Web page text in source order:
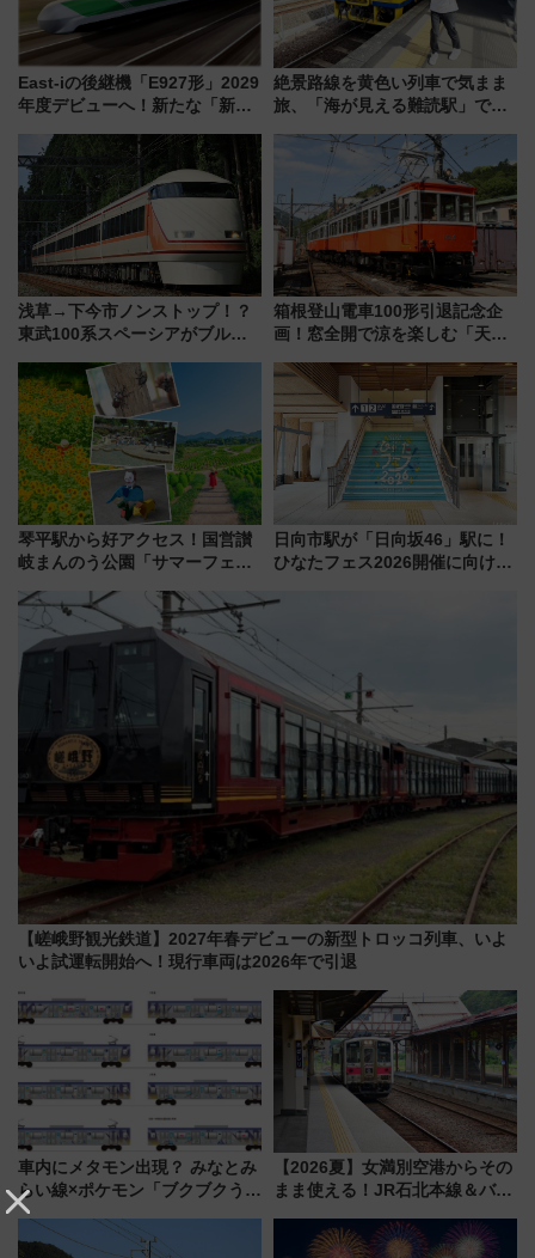
East-iの後継機「E927形」2029
年度デビューへ！新たな「新幹
説【JR東日本】
絶景路線を黄色い列車で気まま
旅、「海が見える難読駅」で幸
「新・鉄道ひとり旅」279回目
の舞台は「島原鉄道」
浅草→下今市ノンストップ！？
東武100系スペーシアがブルー
ー当時の停車駅」を再現 運転
時刻や特急券の買い方を紹介
箱根登山電車100形引退記念企
画！窓全開で涼を楽しむ「天然
発売
琴平駅から好アクセス！国営讃
岐まんのう公園「サマーフェス
ブトムシに楽しいがいっぱい
日向市駅が「日向坂46」駅に！
ひなたフェス2026開催に向けJR
全力応援 夜行列車「ドリーム
【嵯峨野観光鉄道】2027年春デビューの新型トロッコ列車、いよ
いよ試運転開始へ！現行車両は2026年で引退
車内にメタモン出現？ みなとみ
らい線×ポケモン「ブクブクうみ
ぞこの街」ラッピング電車が運
行開始に！ この夏は直通列車で
【2026夏】女満別空港からその
まま使える！JR石北本線＆バス
ーパス」でおトクに道東観光